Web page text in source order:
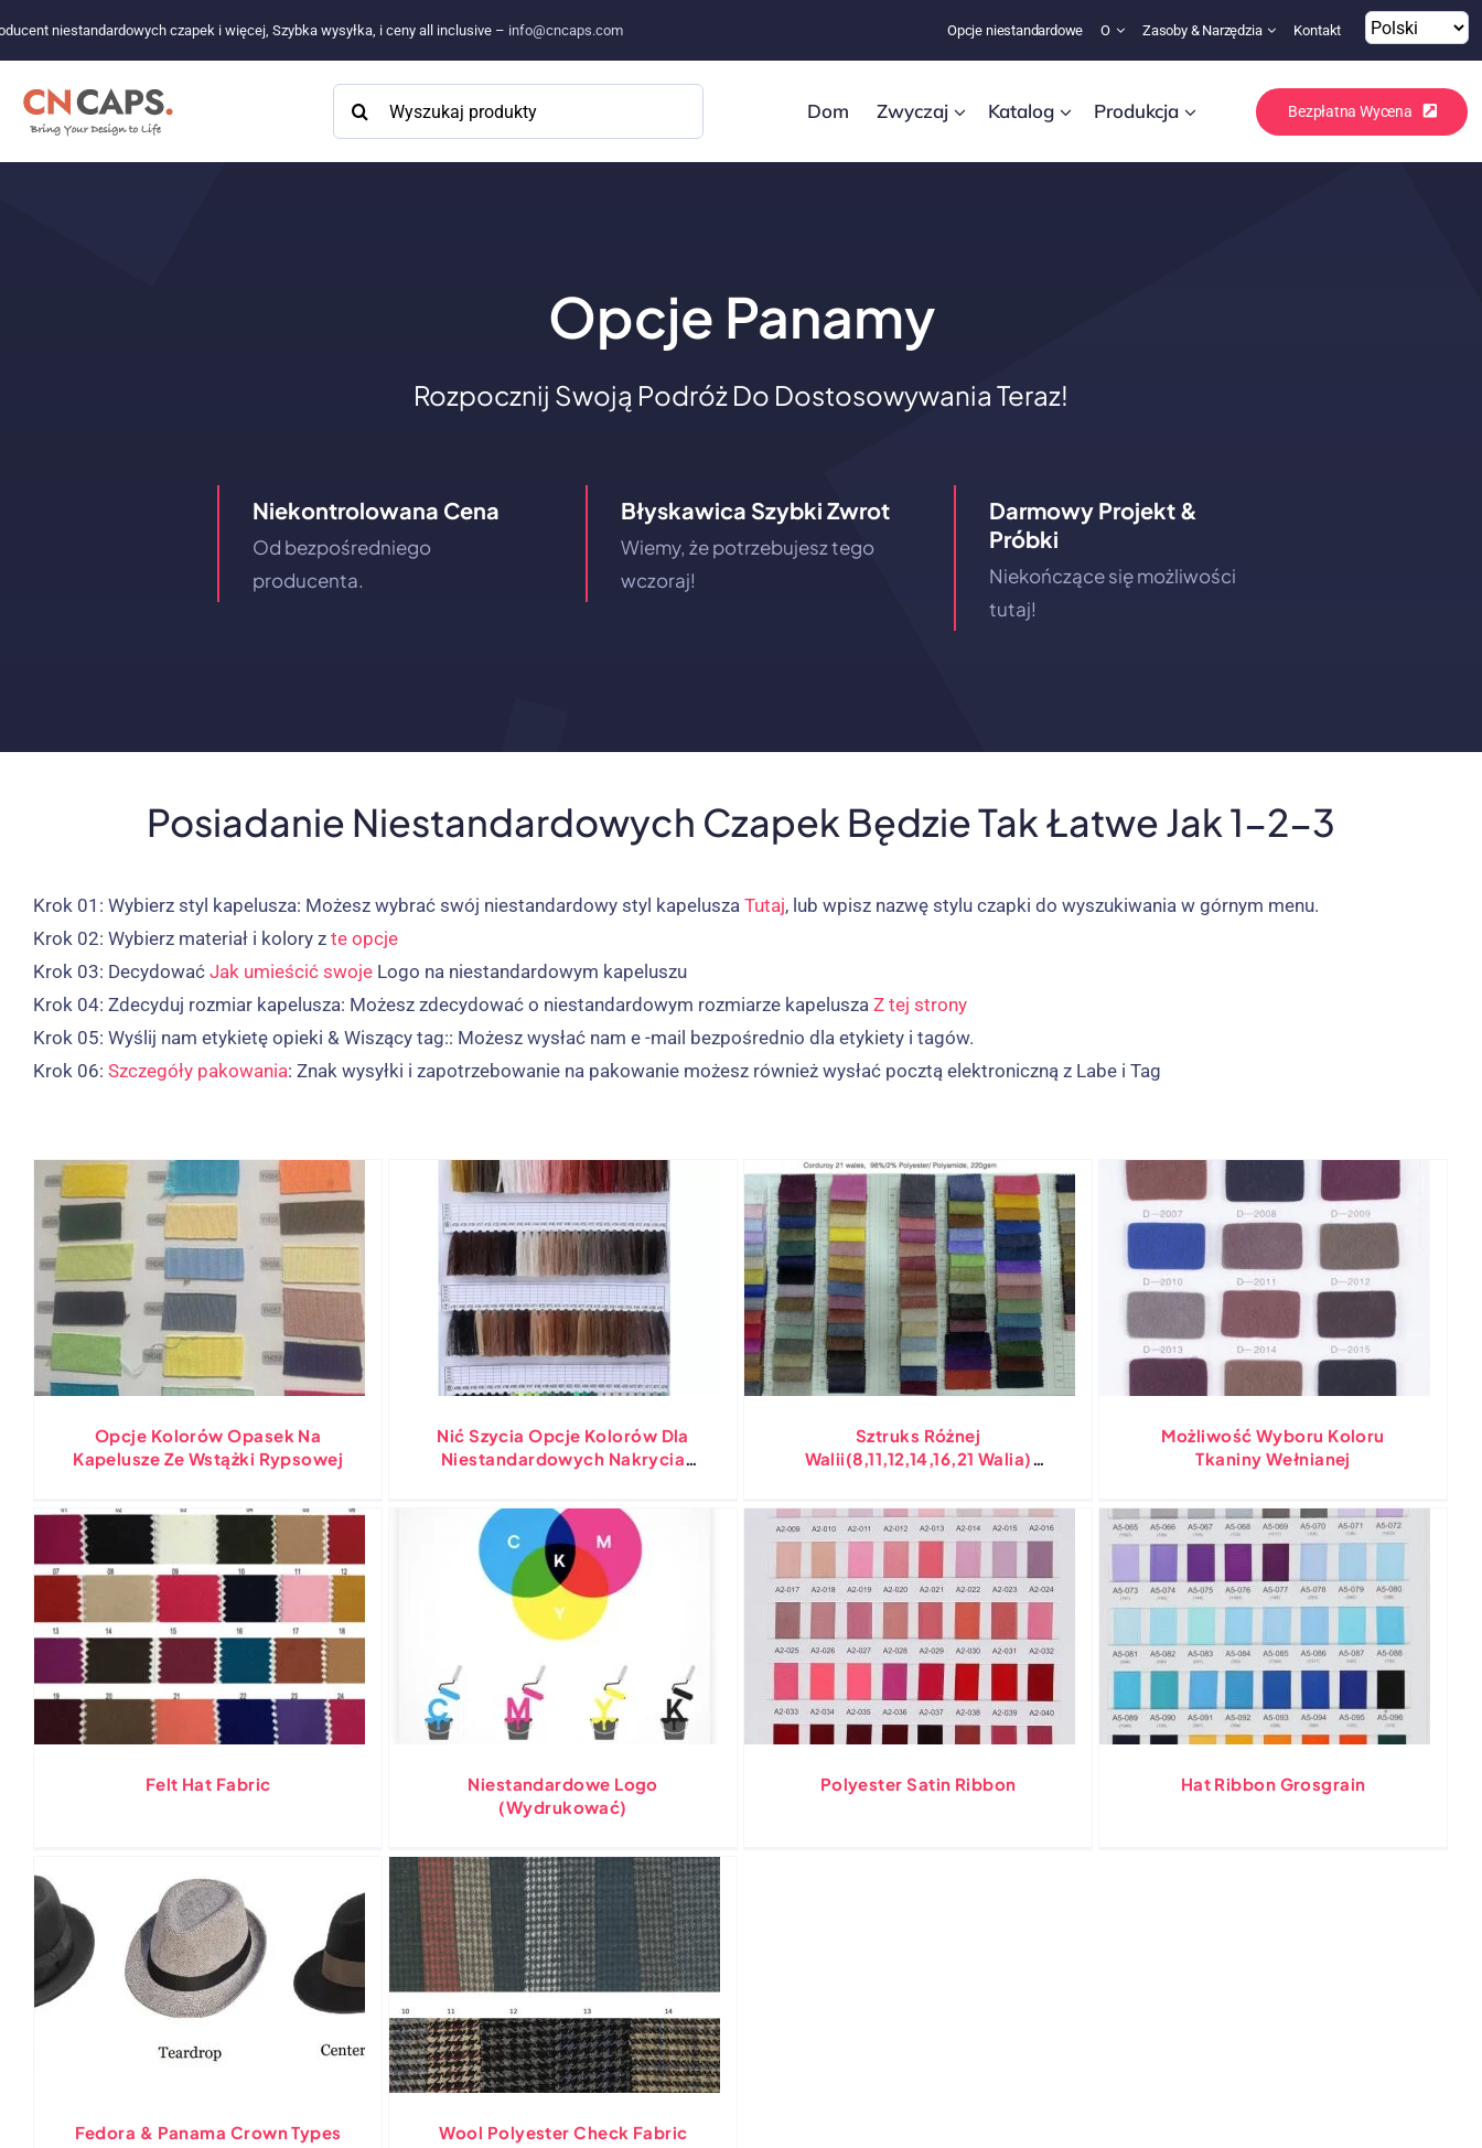
niestandardowych czapek i więcej, Szybka wysyłka, i ceny all inclusive – info@cncaps.com Opcje niestandardowe O Zasoby & Narzędzia Kontakt
Szukaj: Dom Zwyczaj Katalog Produkcja Bezpłatna Wycena
Opcje Panamy
Rozpocznij Swoją Podróż Do Dostosowywania Teraz!
Niekontrolowana Cena
Od bezpośredniego
producenta.
Błyskawica Szybki Zwrot
Wiemy, że potrzebujesz tego
wczoraj!
Darmowy Projekt &
Próbki
Niekończące się możliwości
tutaj!
Posiadanie Niestandardowych Czapek Będzie Tak Łatwe Jak 1-2-3
Krok 01: Wybierz styl kapelusza: Możesz wybrać swój niestandardowy styl kapelusza Tutaj, lub wpisz nazwę stylu czapki do wyszukiwania w górnym menu.
Krok 02: Wybierz materiał i kolory z te opcje
Krok 03: Decydować Jak umieścić swoje Logo na niestandardowym kapeluszu
Krok 04: Zdecyduj rozmiar kapelusza: Możesz zdecydować o niestandardowym rozmiarze kapelusza Z tej strony
Krok 05: Wyślij nam etykietę opieki & Wiszący tag:: Możesz wysłać nam e -mail bezpośrednio dla etykiety i tagów.
Krok 06: Szczegóły pakowania: Znak wysyłki i zapotrzebowanie na pakowanie możesz również wysłać pocztą elektroniczną z Labe i Tag
Opcje Kolorów Opasek Na
Kapelusze Ze Wstążki Rypsowej
Nić Szycia Opcje Kolorów Dla
Niestandardowych Nakrycia
Sztruks Różnej
Walii(8,11,12,14,16,21 Walia)
Możliwość Wyboru Koloru
Tkaniny Wełnianej
Felt Hat Fabric
Niestandardowe Logo
(Wydrukować)
Polyester Satin Ribbon Hat Ribbon Grosgrain
Fedora & Panama Crown Types Wool Polyester Check Fabric